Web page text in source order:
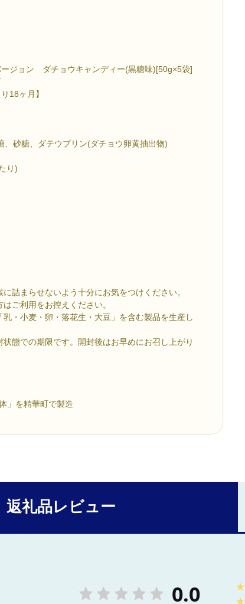
ージョン ダチョウキャンディー(黒糖味)[50g×5袋]
18ヶ月】
、砂糖、ダテウブリン(ダチョウ卵黄抽出物)
り)
詰まらせないよう十分にお気をつけください。
ご利用をお控えください。
・小麦・卵・落花生・大豆」を含む製品を生産し
態での期限です。開封後はお早めにお召し上がり
」を精華町で製造
返礼品レビュー
0.0 ★
★